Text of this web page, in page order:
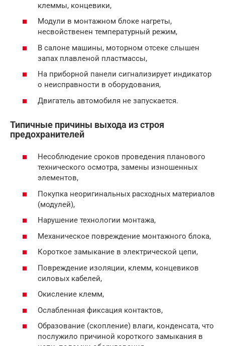
клеммы, концевики,
Модули в монтажном блоке нагреты,
несвойственен температурный режим,
В салоне машины, моторном отсеке слышен
запах плавленой пластмассы,
На приборной панели сигнализирует индикатор
о неисправности в оборудования,
Двигатель автомобиля не запускается.
Типичные причины выхода из строя
предохранителей
Несоблюдение сроков проведения планового
технического осмотра, замены изношенных
элементов,
Покупка неоригинальных расходных материалов
(модулей),
Нарушение технологии монтажа,
Механическое повреждение монтажного блока,
Короткое замыкание в электрической цепи,
Повреждение изоляции, клемм, концевиков
силовых кабелей,
Окисление клемм,
Ослабленная фиксация контактов,
Образование (скопление) влаги, конденсата, что
послужило причиной короткого замыкания в